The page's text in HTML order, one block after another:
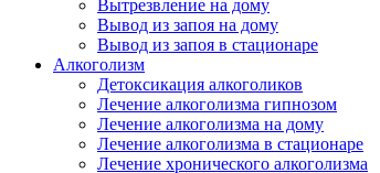
Вытрезвление на дому
Вывод из запоя на дому
Вывод из запоя в стационаре
Алкоголизм
Детоксикация алкоголиков
Лечение алкоголизма гипнозом
Лечение алкоголизма на дому
Лечение алкоголизма в стационаре
Лечение хронического алкоголизма